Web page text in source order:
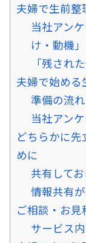
夫婦で生前整
当社アン
け・動機」
「残され
夫婦で始める
準備の流
当社アン
どちらかに
めに
共有して
情報共有
ご相談・お見
サービス